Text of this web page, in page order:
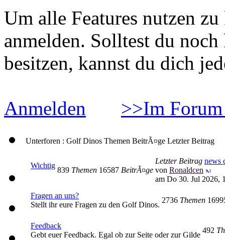
Um alle Features nutzen
anmelden. Solltest du
besitzen, kannst du dich
Anmelden >>Im
Unterforen : Golf Dinos Themen BeitrÃ¤ge Letzter Beitrag
Wichtig
839 Themen 16587 BeitrÃ¤ge
Letzter Beitrag news
von Ronaldcen
am Do 30. Jul 2026,
Fragen an uns?
Stellt ihr eure Fragen zu den Golf Dinos.
2736 Themen
Feedback
Gebt euer Feedback. Egal ob zur Seite oder zur Gilde
492